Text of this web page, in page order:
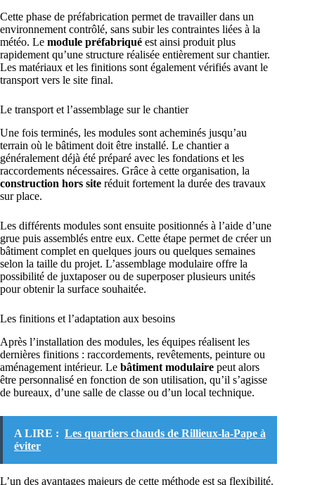
Cette phase de préfabrication permet de travailler dans un
environnement contrôlé, sans subir les contraintes liées à la
météo. Le module préfabriqué est ainsi produit plus
rapidement qu’une structure réalisée entièrement sur chantier.
Les matériaux et les finitions sont également vérifiés avant le
transport vers le site final.
Le transport et l’assemblage sur le chantier
Une fois terminés, les modules sont acheminés jusqu’au
terrain où le bâtiment doit être installé. Le chantier a
généralement déjà été préparé avec les fondations et les
raccordements nécessaires. Grâce à cette organisation, la
construction hors site réduit fortement la durée des travaux
sur place.
Les différents modules sont ensuite positionnés à l’aide d’une
grue puis assemblés entre eux. Cette étape permet de créer un
bâtiment complet en quelques jours ou quelques semaines
selon la taille du projet. L’assemblage modulaire offre la
possibilité de juxtaposer ou de superposer plusieurs unités
pour obtenir la surface souhaitée.
Les finitions et l’adaptation aux besoins
Après l’installation des modules, les équipes réalisent les
dernières finitions : raccordements, revêtements, peinture ou
aménagement intérieur. Le bâtiment modulaire peut alors
être personnalisé en fonction de son utilisation, qu’il s’agisse
de bureaux, d’une salle de classe ou d’un local technique.
A LIRE : Les quartiers chauds de Rillieux-la-Pape à
éviter
L’un des avantages majeurs de cette méthode est sa flexibilité.